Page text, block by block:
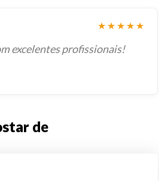
★★★★★
excelentes profissionais!
de